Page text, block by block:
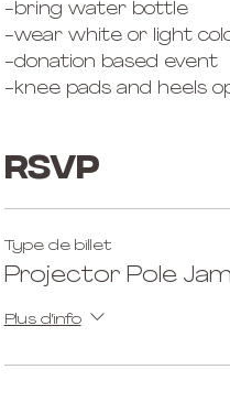
-bring water bottle
-wear white or light
-donation based event
-knee pads and heels
RSVP
Type de billet
Projector Pole Jam
Plus d'info